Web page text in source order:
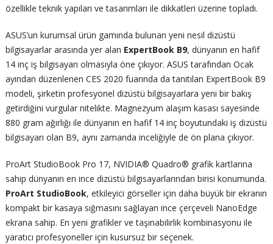
özellikle teknik yapıları ve tasarımları ile dikkatleri üzerine topladı.
ASUS’un kurumsal ürün gamında bulunan yeni nesil dizüstü
bilgisayarlar arasında yer alan ExpertBook B9, dünyanın en hafif
14 inç iş bilgisayarı olmasıyla öne çıkıyor. ASUS tarafından Ocak
ayından düzenlenen CES 2020 fuarında da tanıtılan ExpertBook B9
modeli, şirketin profesyonel dizüstü bilgisayarlara yeni bir bakış
getirdiğini vurgular nitelikte. Magnezyum alaşım kasası sayesinde
880 gram ağırlığı ile dünyanın en hafif 14 inç boyutundaki iş dizüstü
bilgisayarı olan B9, aynı zamanda inceliğiyle de ön plana çıkıyor.
ProArt StudioBook Pro 17, NVIDIA® Quadro® grafik kartlarına
sahip dünyanın en ince dizüstü bilgisayarlarından birisi konumunda.
ProArt StudioBook, etkileyici görseller için daha büyük bir ekranın
kompakt bir kasaya sığmasını sağlayan ince çerçeveli NanoEdge
ekrana sahip. En yeni grafikler ve taşınabilirlik kombinasyonu ile
yaratıcı profesyoneller için kusursuz bir seçenek.